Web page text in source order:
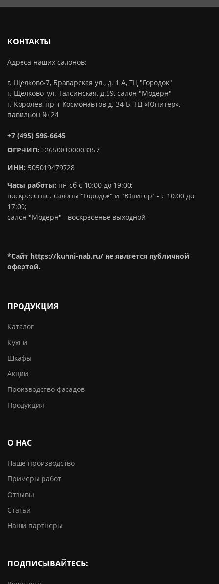
КОНТАКТЫ
Адреса наших салонов:
г. Щелково-7, Браварская ул., д. 1 А, ТЦ "Городок"
г. Щелково, ул. Талсинская, д.59, салон "Модерн"
г. Королев, пр-т Космонавтов д. 34 Б, ТЦ «Юпитер»,
павильон № 24
+7 (495) 596-6645
ОГРНИП: 326508100003357
ИНН: 505019479728
Часы работы: пн-сб с 10:00 до 19:00;
воскресенье: салоны "Городок" и "Юпитер" - с 10:00 до
17:00;
салон "Модерн" - воскресенье выходной
*Сайт https://kuhni-nab.ru/ не является публичной
офертой.
ПРОДУКЦИЯ
Каталог
Кухни
Шкафы
Акции
Производство фасадов
Продукция
О НАС
Наше производство
Примеры работ
Отзывы
Статьи
Наши партнеры
ПОДПИСЫВАЙТЕСЬ: